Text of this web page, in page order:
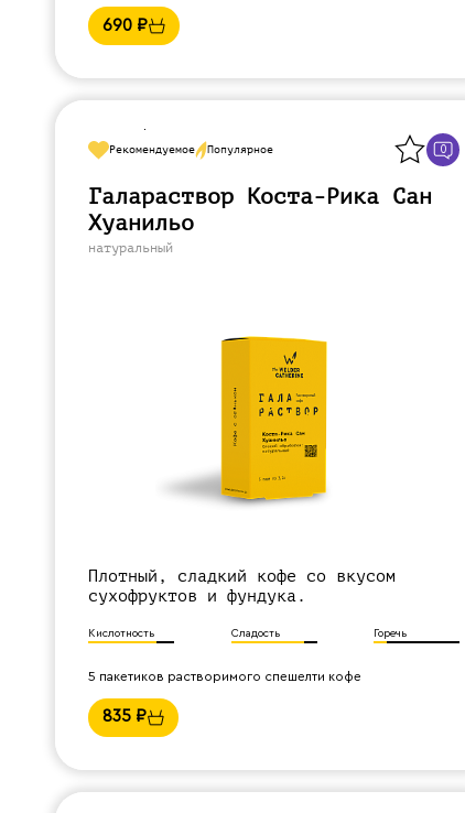
690 ₽
Рекомендуемое Популярное 0
Галараствор Коста-Рика Сан
Хуанильо
натуральный
Плотный, сладкий кофе со вкусом
сухофруктов и фундука.
Кислотность Сладость Горечь
5 пакетиков растворимого спешелти кофе
835 ₽